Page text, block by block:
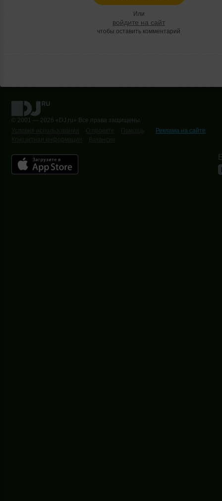
Или
войдите на сайт
чтобы оставить комментарий
© 2001 — 2026 «DJ.ru» Все права защищены.
Условия использования
О проекте Помощь
Реклама на сайте
Контактная информация
Вакансии